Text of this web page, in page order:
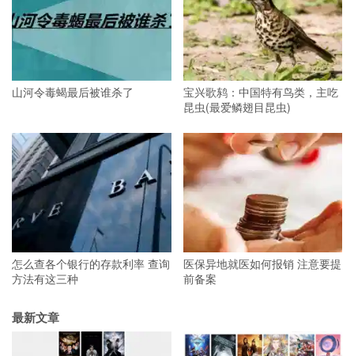
山河令毒蝎最后被谁杀了
宝兴歌鸫：中国特有鸟类，主吃
昆虫(最爱鳞翅目昆虫)
怎么查各个银行的存款利率 查询
方法有这三种
医保异地就医如何报销 注意要提
前备案
最新文章